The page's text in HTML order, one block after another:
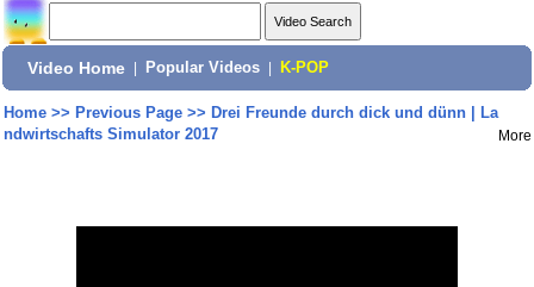
Video Home Popular Videos K-POP
Home>> Previous Page>> Drei Freunde durch dick und dünn | La
ndwirtschafts Simulator 2017
More